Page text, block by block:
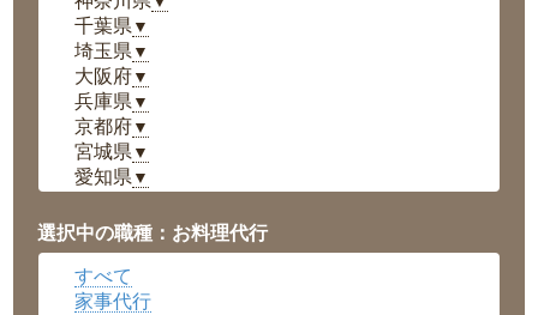
千葉県 ▼
埼玉県 ▼
大阪府▼
兵庫県 ▼
京都府▼
宮城県 ▼
愛知県 ▼
岡山県▼
広島県▼
沖縄県
選択中の職種：お料理代行
すべて
家事代行